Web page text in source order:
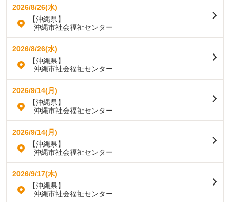
2026/8/26(水)
【沖縄県】
沖縄市社会福祉センター
2026/8/26(水)
【沖縄県】
沖縄市社会福祉センター
2026/9/14(月)
【沖縄県】
沖縄市社会福祉センター
2026/9/14(月)
【沖縄県】
沖縄市社会福祉センター
2026/9/17(木)
【沖縄県】
沖縄市社会福祉センター